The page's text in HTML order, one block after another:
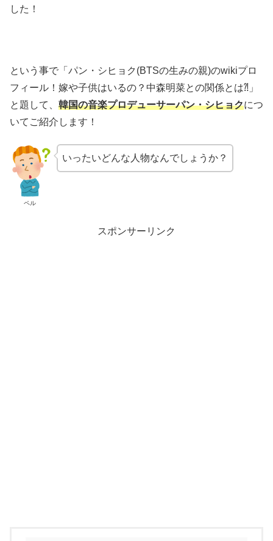
した！
という事で「パン・シヒョク(BTSの生みの親)のwikiプロ
フィール！嫁や子供はいるの？中森明菜との関係とは⁈ 」
と題して、 韓国の音楽プロデューサーパン・シヒョクにつ
いてご紹介します！
ペル
いったいどんな人物なんでしょうか？
スポンサーリンク